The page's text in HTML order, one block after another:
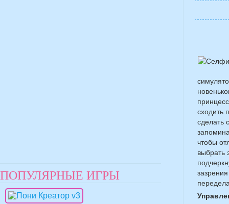
сходить
сделать
чтобы
выбрать
ПОПУЛЯРНЫЕ ИГРЫ